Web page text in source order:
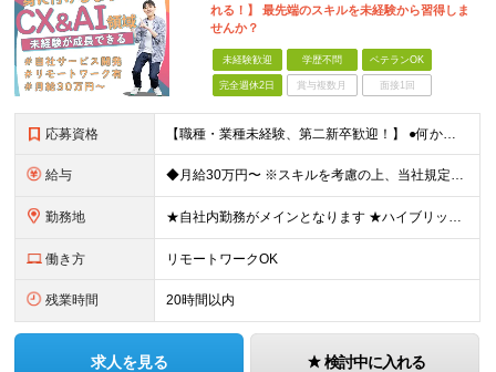
れる！】 最先端のスキルを未経験から習得しま
せんか？
未経験歓迎 学歴不問 ベテランOK
完全週休2日 賞与複数月 面接1回
応募資格 【職種・業種未経験、第二新卒歓迎！】 ●何かしらの社会人経験をお持ちの方 ※学歴不問 ＜こんな方にピッタリです！＞ ●稀有なスキルや知識を習得したい方 ●世界基準で使われる技術を身に付けたい方 ●最
給与 ◆月給30万円〜 ※スキルを考慮の上、当社規定により優遇いたします ※試用期間3ヶ月あり（給与・待遇は変わりません） ※上記の給与には固定残業代40時間分（71,429円～）を含みます。超過分は別途
勤務地 ★自社内勤務がメインとなります ★ハイブリッド型の勤務形態です（月の半分は出社、残りの半分はリモートワーク） ┗未経験スタートの場合、プロジェクトや成長に応じてリモートワークを行います ※案件によって
働き方 リモートワークOK
残業時間 20時間以内
求人を見る 検討中に入れる